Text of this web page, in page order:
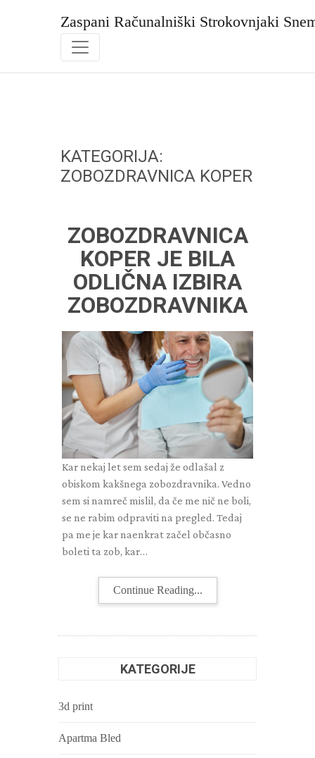
Zaspani Računalniški Strokovnjaki
KATEGORIJA:
ZOBOZDRAVNICA KOPER
ZOBOZDRAVNICA
KOPER JE BILA
ODLIČNA IZBIRA
ZOBOZDRAVNIKA
Kar nekaj let sem sedaj že odlašal z
obiskom kakšnega zobozdravnika. Vedno
sem si namreč mislil, da če me nič ne boli,
se ne rabim odpraviti na pregled. Tedaj
pa me je kar naenkrat začel občasno
boleti ta zob, kar…
Continue Reading...
KATEGORIJE
3d print
Apartma Bled